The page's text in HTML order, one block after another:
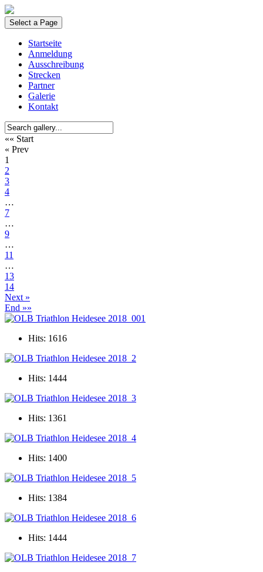
Select a Page
Startseite
Anmeldung
Ausschreibung
Strecken
Partner
Galerie
Kontakt
«« Start
« Prev
1
2
3
4
…
7
…
9
…
11
…
13
14
Next »
End »»
Hits: 1616
Hits: 1444
Hits: 1361
Hits: 1400
Hits: 1384
Hits: 1444